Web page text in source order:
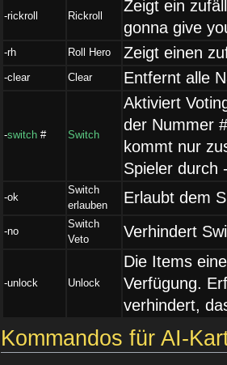
-rickroll Rickroll
Zeigt ein
gonna give
-rh Roll Hero Zeigt einen
-clear Clear Entfernt alle
-switch # Switch
Aktiviert
der Nummer
kommt nur
Spieler durch
-ok
Switch
erlauben
Erlaubt dem
-no
Switch
Veto
Verhindert
-unlock Unlock
Die Items
Verfügung.
verhindert,
Kommandos für AI-